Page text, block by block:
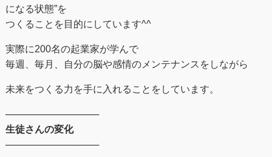
になる状態”を
つくることを目的にしています^^
実際に200名の起業家が学んで
毎週、毎月、自分の脳や感情のメンテナンスをしながら
未来をつくる⼒を手に入れることをしています。
──────────────
生徒さんの変化
──────────────